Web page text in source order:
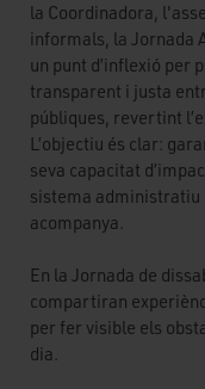
la Coordinadora,
informals, la Jornada
un punt d’inflexió per
transparent i justa
públiques, revertint
L’objectiu és clar:
seva capacitat
sistema administratiu
acompanya.
En la Jornada de
compartiran
per fer visible els
dia.